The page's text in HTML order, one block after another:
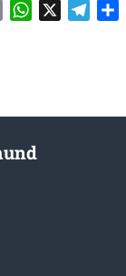
Email WhatsApp